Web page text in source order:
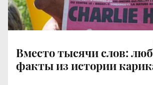
Вместо тысячи слов:
факты из истории